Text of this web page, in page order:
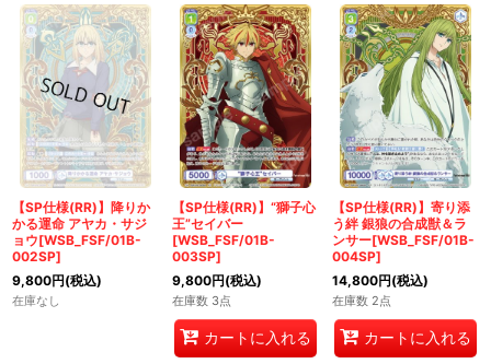
【SP仕様(RR)】降りか
かる運命 アヤカ・サジ
ョウ[WSB_FSF/01B-
002SP]
9,800円(税込)
在庫なし
【SP仕様(RR)】“獅子心
王”セイバー
[WSB_FSF/01B-
003SP]
9,800円(税込)
在庫数 3点
カートに入れる
【SP仕様(RR)】寄り添
う絆 銀狼の合成獣＆ラ
ンサー[WSB_FSF/01B-
004SP]
14,800円(税込)
在庫数 2点
カートに入れる